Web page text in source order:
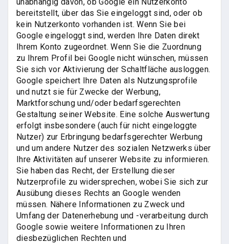
bereitstellt, über das Sie eingeloggt sind, oder ob
kein Nutzerkonto vorhanden ist. Wenn Sie bei
Google eingeloggt sind, werden Ihre Daten direkt
Ihrem Konto zugeordnet. Wenn Sie die Zuordnung
zu Ihrem Profil bei Google nicht wünschen, müssen
Sie sich vor Aktivierung der Schaltfläche ausloggen.
Google speichert Ihre Daten als Nutzungsprofile
und nutzt sie für Zwecke der Werbung,
Marktforschung und/oder bedarfsgerechten
Gestaltung seiner Website. Eine solche Auswertung
erfolgt insbesondere (auch für nicht eingeloggte
Nutzer) zur Erbringung bedarfsgerechter Werbung
und um andere Nutzer des sozialen Netzwerks über
Ihre Aktivitäten auf unserer Website zu informieren.
Sie haben das Recht, der Erstellung dieser
Nutzerprofile zu widersprechen, wobei Sie sich zur
Ausübung dieses Rechts an Google wenden
müssen. Nähere Informationen zu Zweck und
Umfang der Datenerhebung und -verarbeitung durch
Google sowie weitere Informationen zu Ihren
diesbezüglichen Rechten und